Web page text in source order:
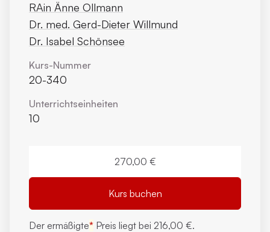
RAin Änne Ollmann
Dr. med. Gerd-Dieter Willmund
Dr. Isabel Schönsee
Kurs-Nummer
20-340
Unterrichts­einheiten
10
270,00 €
Kurs buchen
Der ermäßigte* Preis liegt bei 216,00 €.